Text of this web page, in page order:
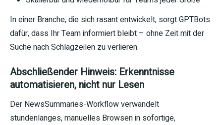
In einer Branche, die sich rasant entwickelt, sorgt GPTBots
dafür, dass Ihr Team informiert bleibt – ohne Zeit mit der
Suche nach Schlagzeilen zu verlieren.
Abschließender Hinweis: Erkenntnisse
automatisieren, nicht nur Lesen
Der NewsSummaries-Workflow verwandelt
stundenlanges, manuelles Browsen in sofortige,